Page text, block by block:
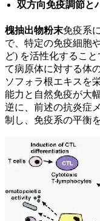
双方向免疫調節と
槐抽出物粉末免疫系
で、特定の免疫細胞
ど) を活性化するこ
て病原体に対する体
ソフォラ根エキスを
能力と自然免疫が大
逆に、前述の抗炎症
制し、免疫系の平衡